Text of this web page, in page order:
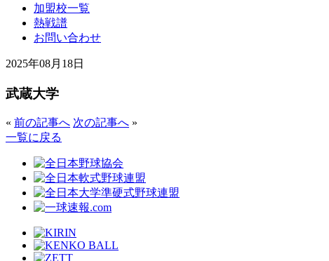
加盟校一覧
熱戦譜
お問い合わせ
2025年08月18日
武蔵大学
« 前の記事へ 次の記事へ »
一覧に戻る